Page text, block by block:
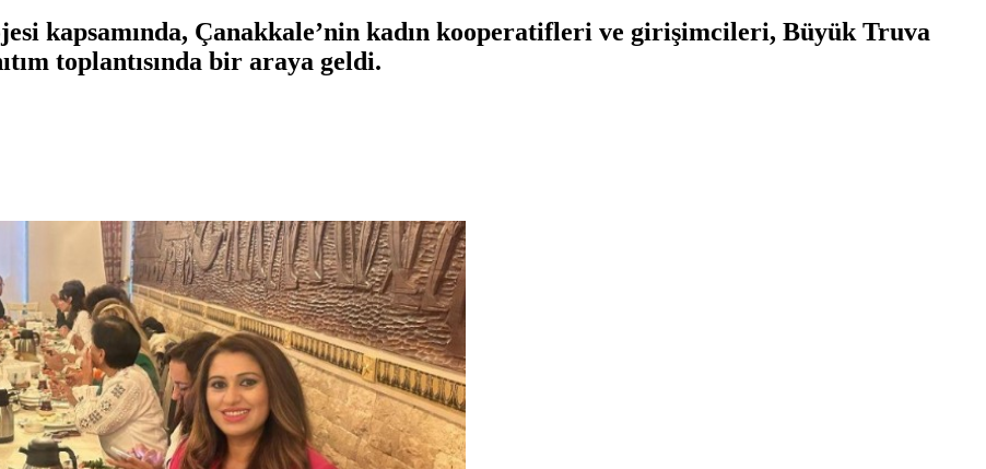
kapsamında, Çanakkale’nin kadın kooperatifleri ve girişimcileri, Büyük Truva
toplantısında bir araya geldi.